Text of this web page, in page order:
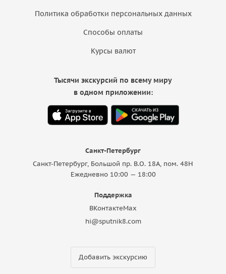
Политика обработки персональных данных
Способы оплаты
Курсы валют
Санкт-Петербург
Санкт-Петербург, Большой пр. В.О. 18A, пом. 48Н
Ежедневно 10:00 — 18:00
Поддержка
ВКонтактеMax
hi@sputnik8.com
Добавить экскурсию
Тысячи экскурсий по всему миру
в одном приложении: